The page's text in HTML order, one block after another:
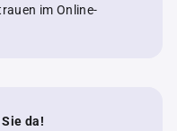
im Online-
da!